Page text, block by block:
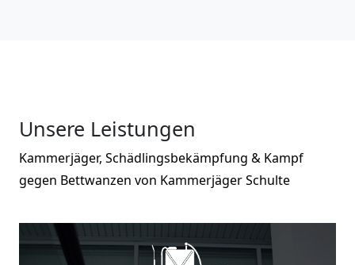
Unsere Leistungen
Kammerjäger, Schädlingsbekämpfung & Kampf
gegen Bettwanzen von Kammerjäger Schulte